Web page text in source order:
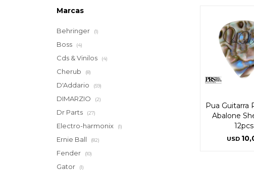
Pua Guitarra
Abalone
12pcs
USD
Marcas
Behringer (1)
Boss (4)
Cds & Vinilos (4)
Cherub (8)
D'Addario (59)
DIMARZIO (2)
Dr Parts (27)
Electro-harmonix (1)
Ernie Ball (82)
Fender (10)
Gator (1)